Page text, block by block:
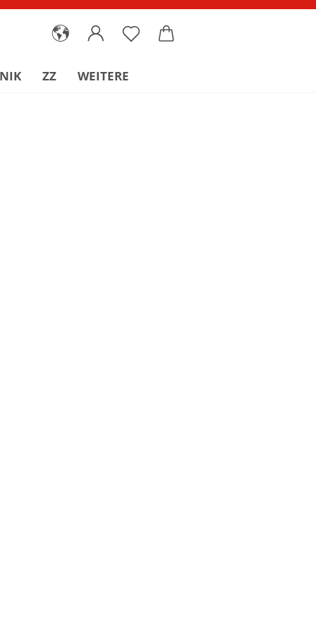
ZZ WEITERE